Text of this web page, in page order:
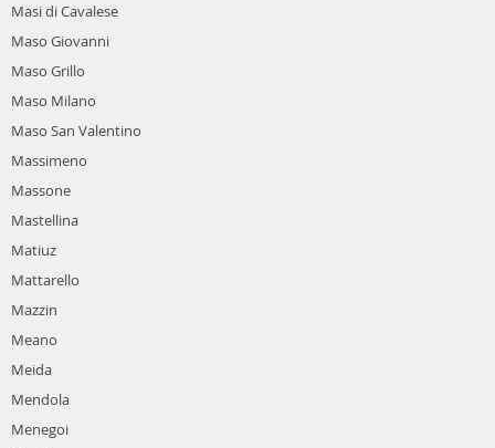
Masi di Cavalese
Maso Giovanni
Maso Grillo
Maso Milano
Maso San Valentino
Massimeno
Massone
Mastellina
Matiuz
Mattarello
Mazzin
Meano
Meida
Mendola
Menegoi